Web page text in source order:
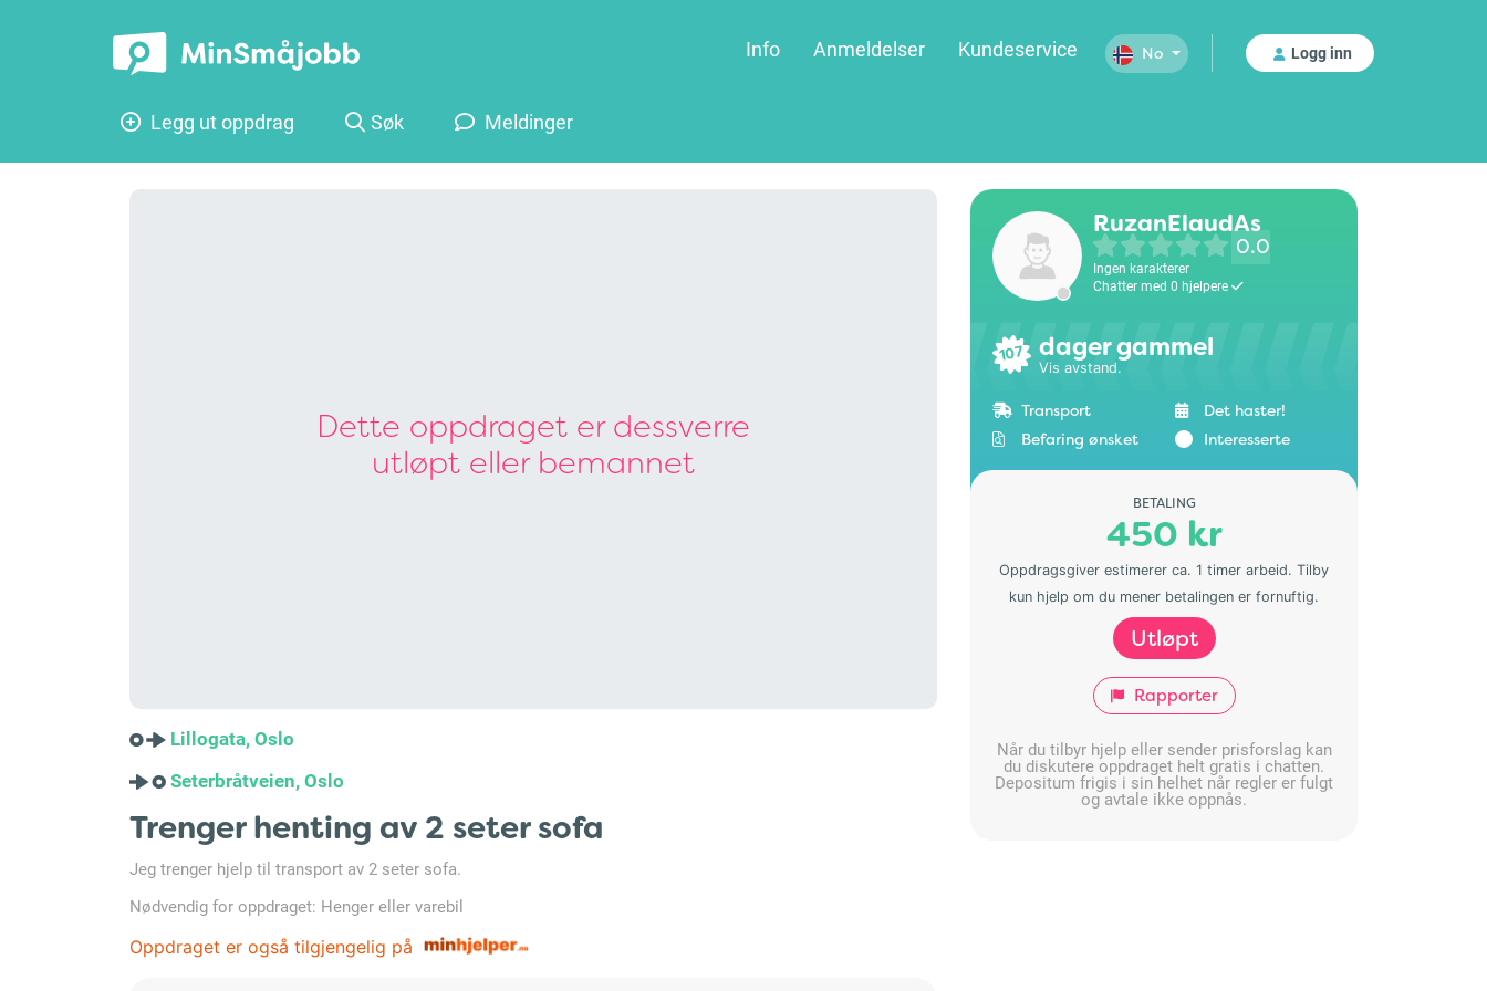
Info Anmeldelser Kundeservice No Logg inn
Legg ut oppdrag Søk Meldinger
Dette oppdraget er dessverre
utløpt eller bemannet
Lillogata, Oslo
Seterbråtveien, Oslo
Trenger henting av 2 seter sofa
Jeg trenger hjelp til transport av 2 seter sofa.
Nødvendig for oppdraget: Henger eller varebil
Oppdraget er også tilgjengelig på
RuzanElaudAs
0.0
Ingen karakterer
Chatter med 0 hjelpere
107 dager gammel
Vis avstand.
Transport
Det haster!
Befaring ønsket
Interesserte
BETALING
450 kr
Oppdragsgiver estimerer ca. 1 timer arbeid. Tilby
kun hjelp om du mener betalingen er fornuftig.
Utløpt
Rapporter
Når du tilbyr hjelp eller sender prisforslag kan
du diskutere oppdraget helt gratis i chatten.
Depositum frigis i sin helhet når regler er fulgt
og avtale ikke oppnås.